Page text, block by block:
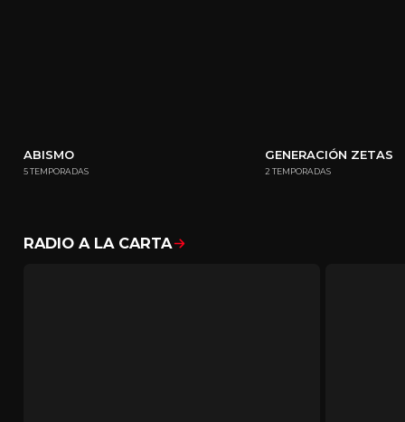
ABISMO
5 TEMPORADAS
GENERACIÓN ZETAS
2 TEMPORADAS
RADIO A LA CARTAMostrar todo